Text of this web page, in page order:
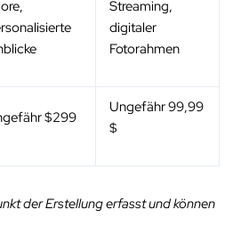
Streaming,
digitaler
Fotorahmen
$299
Ungefähr 99,99
$
der Erstellung erfasst und können